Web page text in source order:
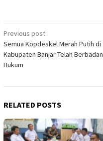
Post
navigation
Previous post
Semua Kopdeskel Merah Putih di
Kabupaten Banjar Telah Berbadan
Hukum
RELATED POSTS